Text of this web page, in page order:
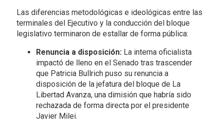
Las diferencias metodológicas e ideológicas entre las
terminales del Ejecutivo y la conducción del bloque
legislativo terminaron de estallar de forma pública:
Renuncia a disposición:La interna oficialista
impactó de lleno en el Senado tras trascender
que Patricia Bullrich puso su renuncia a
disposición de la jefatura del bloque de La
Libertad Avanza, una dimisión que habría sido
rechazada de forma directa por el presidente
Javier Milei.